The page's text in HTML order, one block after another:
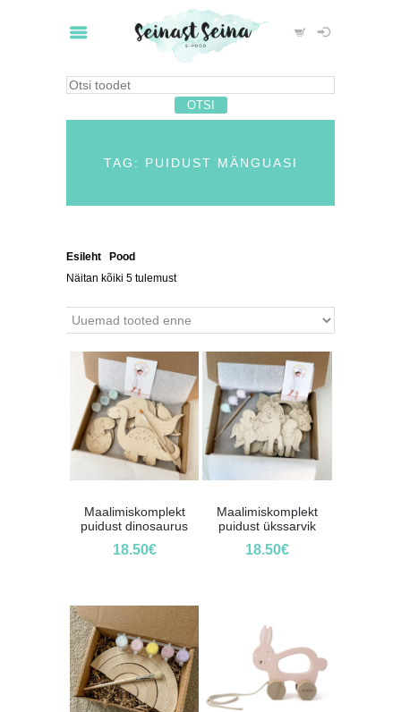
TAG: PUIDUST MÄNGUASI
Esileht Pood
Näitan kõiki 5 tulemust
Maalimiskomplekt
puidust dinosaurus
18.50€
Maalimiskomplekt
puidust ükssarvik
18.50€